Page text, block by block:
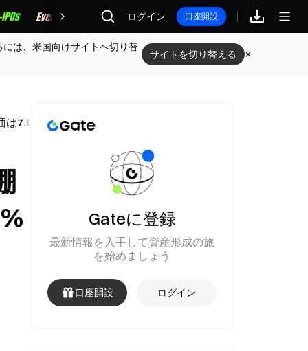
報酬 ログイン 口座開設
は、米国向けサイトへ切り替
サイトを切り替える
は7.6%下落
Gateに登録
最新情報を入手して資産形成の旅
を始めましょう
口座開設 ログイン